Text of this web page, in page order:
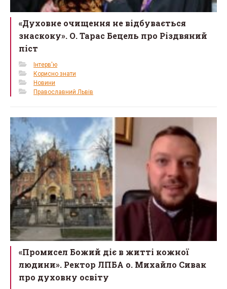
«Духовне очищення не відбувається
знаскоку». О. Тарас Бецель про Різдвяний
піст
Інтерв'ю
Корисно знати
Новини
Православний Львів
«Промисел Божий діє в житті кожної
людини». Ректор ЛПБА о. Михайло Сивак
про духовну освіту